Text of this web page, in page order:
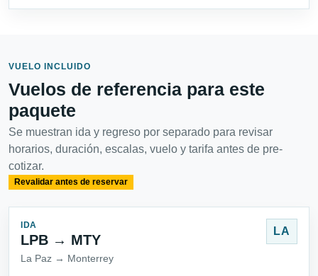
VUELO INCLUIDO
Vuelos de referencia para este
paquete
Se muestran ida y regreso por separado para revisar
horarios, duración, escalas, vuelo y tarifa antes de pre-
cotizar.
Revalidar antes de reservar
IDA
LPB → MTY
La Paz → Monterrey
LA